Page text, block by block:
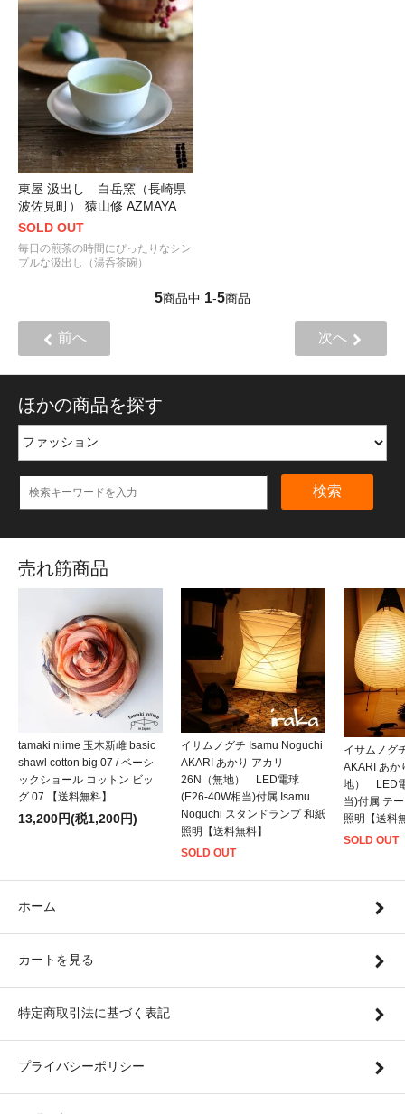
東屋 汲出し 白岳窯（長崎県
波佐見町） 猿山修 AZMAYA
SOLD OUT
毎日の煎茶の時間にぴったりなシン
プルな汲出し（湯呑茶碗）
5商品中 1-5商品
前へ 次へ
ほかの商品を探す
検索
売れ筋商品
tamaki niime 玉木新雌 basic
shawl cotton big 07 / ベーシ
ックショール コットン ビッ
グ 07 【送料無料】
13,200円(税1,200円)
イサムノグチ Isamu Noguchi
AKARI あかり アカリ
26N（無地） LED電球
(E26-40W相当)付属 Isamu
Noguchi スタンドランプ 和紙
照明【送料無料】
SOLD OUT
イサムノグ
AKARI あか
地） LED
当)付属 テ
照明【送料
SOLD OUT
ホーム
カートを見る
特定商取引法に基づく表記
プライバシーポリシー